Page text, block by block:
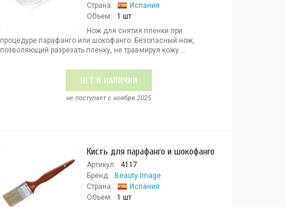
Страна:
Испания
Объем:
1 шт
Нож для снятия пленки при
процедуре парафанго или шокофанго. Безопасный нож,
позволяющий разрезать пленку, не травмируя кожу....
НЕТ В НАЛИЧИИ
не поступает c ноября 2025
Кисть для парафанго и шокофанго
Артикул:
4117
Бренд:
Beauty Image
Страна:
Испания
Объем:
1 шт